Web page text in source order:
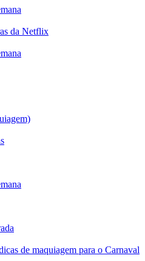
da Netflix
de maquiagem para o Carnaval